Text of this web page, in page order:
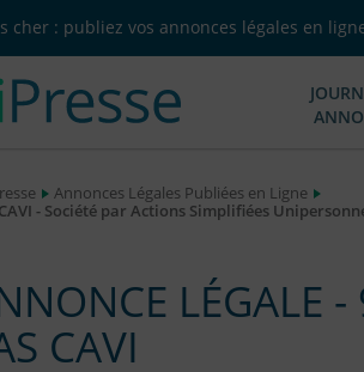
cher : publiez vos annonces légales en
Annonces Légales Publiées en Ligne
- Société par Actions Simplifiées
LÉGALE
CAVI